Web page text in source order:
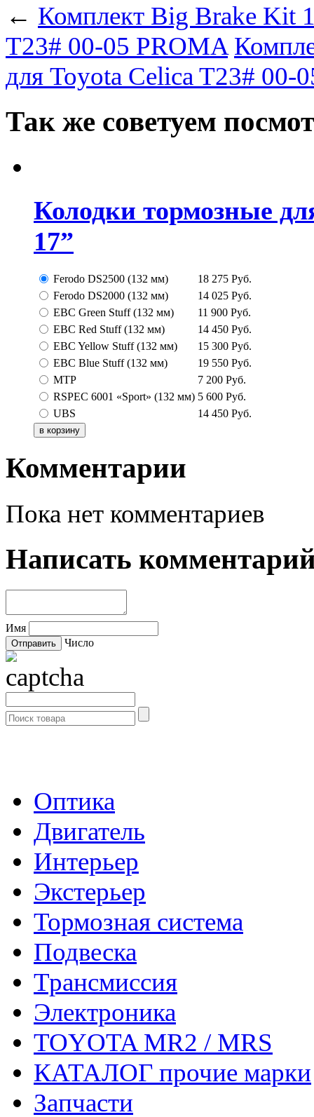
← Комплект Big Brake Kit
T23# 00-05 PROMA
для Toyota Celica T23# 00-
Так же советуем
Колодки тормозные
17”
Ferodo DS2500 (132 мм) 18 275 Руб.
Ferodo DS2000 (132 мм)
14 025 Руб.
EBC Green Stuff (132 мм)
11 900 Руб.
EBC Red Stuff (132 мм)
14 450 Руб.
EBC Yellow Stuff (132 мм)
15 300 Руб.
EBC Blue Stuff (132 мм)
19 550 Руб.
MTP
7 200 Руб.
RSPEC 6001 «Sport» (132 мм) 5 600 Руб.
UBS
14 450 Руб.
Комментарии
Пока нет комментариев
Написать
Имя
Число
Оптика
Двигатель
Интерьер
Экстерьер
Тормозная система
Подвеска
Трансмиссия
Электроника
TOYOTA MR2 / MRS
КАТАЛОГ прочие марки
Запчасти